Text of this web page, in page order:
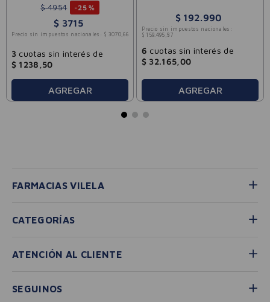
$ 4954 -25 %
$ 3715
Precio sin impuestos nacionales: $ 3070 ,66
3cuotas sin interés de
$ 1238 50
AGREGAR
$ 192.990
Precio sin impuestos nacionales:
$ 159 495 87
6 cuotas sin interés de
$ 32.165,00
AGREGAR
FARMACIAS VILELA
CATEGORÍAS
ATENCIÓN AL CLIENTE
SEGUINOS